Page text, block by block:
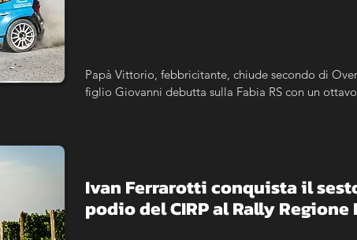
Papà Vittorio, febbricitante, chiude secondo di
figlio Giovanni debutta sulla Fabia RS con un
Ivan Ferrarotti conquista il
podio del CIRP al Rally